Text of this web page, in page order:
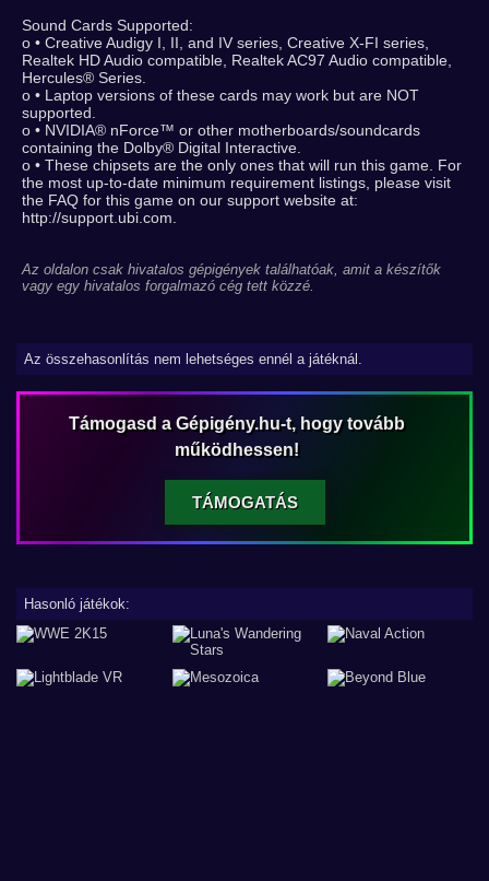
Sound Cards Supported:
o • Creative Audigy I, II, and IV series, Creative X-FI series,
Realtek HD Audio compatible, Realtek AC97 Audio compatible,
Hercules® Series.
o • Laptop versions of these cards may work but are NOT
supported.
o • NVIDIA® nForce™ or other motherboards/soundcards
containing the Dolby® Digital Interactive.
o • These chipsets are the only ones that will run this game. For
the most up-to-date minimum requirement listings, please visit
the FAQ for this game on our support website at:
http://support.ubi.com.
Az oldalon csak hivatalos gépigények találhatóak, amit a készítők
vagy egy hivatalos forgalmazó cég tett közzé.
Az összehasonlítás nem lehetséges ennél a játéknál.
Támogasd a Gépigény.hu-t, hogy tovább
működhessen!
TÁMOGATÁS
Hasonló játékok: